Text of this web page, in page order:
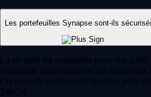
Les portefeuilles Synapse sont-ils
La sécurité est essentielle pour vos
utilisant le cold storage et des
Crypto.com priorise ces mesures pour
24h/24.